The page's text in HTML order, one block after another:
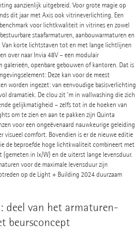
aanzienlijk uitgebreid. Voor grote magie op
dit jaar met Axis ook vitrineverlichting. Een
voor lichtkwaliteit in vitrines en zowel
staafarmaturen, aanbouwarmaturen en
korte lichtstaven tot en met lange lichtlijnen
over naar Invia 48V – een modulair
galerieën, openbare gebouwen of kantoren. Dat is
Deze kan voor de meest
worden ingezet: van eenvoudige basisverlichting
dramatiek. De clou zit 'm in wallwashing die zich
gelijkmatigheid – zelfs tot in de hoeken van
om te zien en aan te pakken zijn Quinta
voor een ongeëvenaard nauwkeurige geleiding
visueel comfort. Bovendien is er de nieuwe editie
de beproefde hoge lichtkwaliteit combineert met
in lx/W) en de uiterst lange levensduur.
voor de maximale levensduur zijn
op de Light + Building 2024 duurzaam
deel van het armaturen-
beursconcept